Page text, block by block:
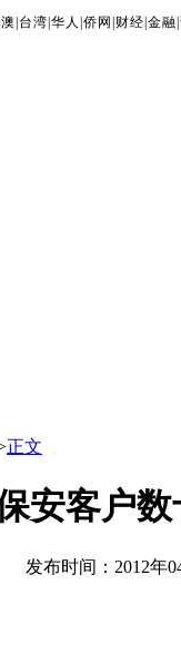
台湾 |华人 |侨网 财经 |金融 |
正文
安客户
发布时间：2012年